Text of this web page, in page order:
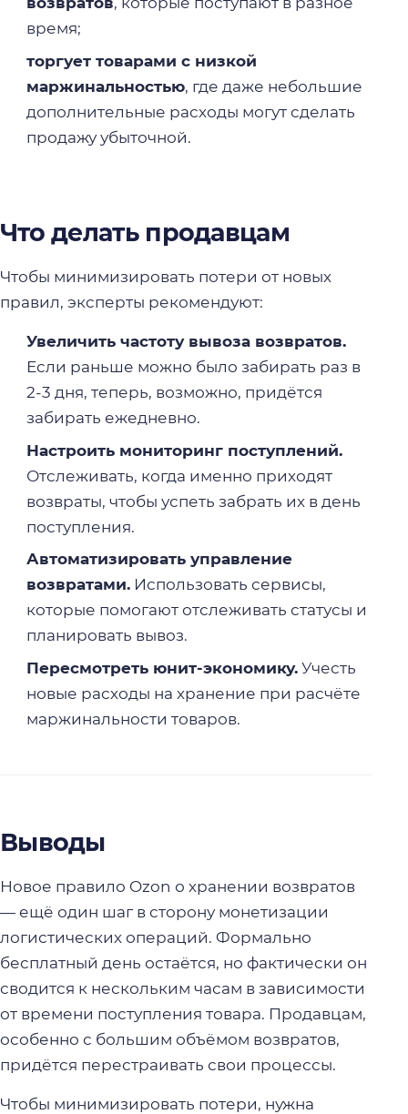
время;
торгует товарами с низкой
маржинальностью, где даже небольшие
дополнительные расходы могут сделать
продажу убыточной.
Что делать продавцам
Чтобы минимизировать потери от новых
правил, эксперты рекомендуют:
Увеличить частоту вывоза возвратов.
Если раньше можно было забирать раз в
2-3 дня, теперь, возможно, придётся
забирать ежедневно.
Настроить мониторинг поступлений.
Отслеживать, когда именно приходят
возвраты, чтобы успеть забрать их в день
поступления.
Автоматизировать управление
возвратами.Использовать сервисы,
которые помогают отслеживать статусы и
планировать вывоз.
Пересмотреть юнит-экономику.Учесть
новые расходы на хранение при расчёте
маржинальности товаров.
Выводы
Новое правило Ozon о хранении возвратов
— ещё один шаг в сторону монетизации
логистических операций. Формально
бесплатный день остаётся, но фактически он
сводится к нескольким часам в зависимости
от времени поступления товара. Продавцам,
особенно с большим объёмом возвратов,
придётся перестраивать свои процессы.
Чтобы минимизировать потери, нужна